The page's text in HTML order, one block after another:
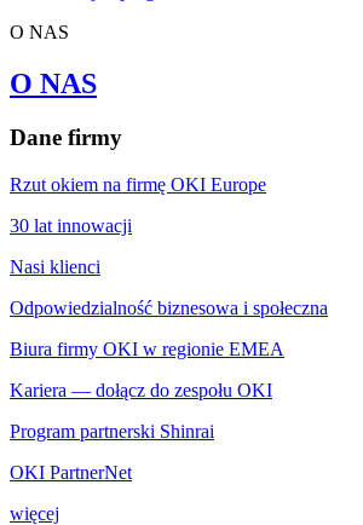
O NAS
O NAS
Dane firmy
Rzut okiem na firmę OKI Europe
30 lat innowacji
Nasi klienci
Odpowiedzialność biznesowa i społeczna
Biura firmy OKI w regionie EMEA
Kariera — dołącz do zespołu OKI
Program partnerski Shinrai
OKI PartnerNet
więcej